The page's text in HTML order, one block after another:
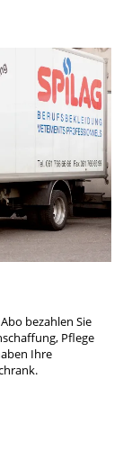
bezahlen Sie
Pflege
Ihre